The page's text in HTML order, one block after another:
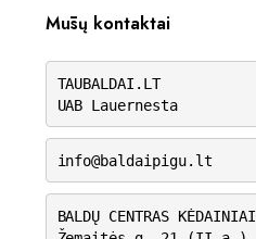
Mūsų kontaktai
TAUBALDAI.LT
UAB Lauernesta
info@baldaipigu.lt
BALDŲ CENTRAS KĖDAINIAI